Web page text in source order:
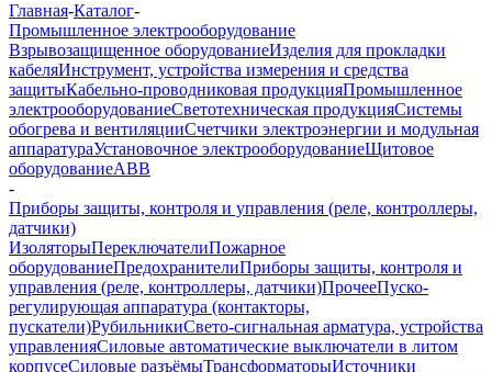
Главная-Каталог-
Промышленное электрооборудование
Взрывозащищенное оборудованиеИзделия для прокладки
кабеляИнструмент, устройства измерения и средства
защитыКабельно-проводниковая продукцияПромышленное
электрооборудованиеСветотехническая продукцияСистемы
обогрева и вентиляцииСчетчики электроэнергии и модульная
аппаратураУстановочное электрооборудованиеЩитовое
оборудованиеABB
-
Приборы защиты, контроля и управления (реле, контроллеры,
датчики)
ИзоляторыПереключателиПожарное
оборудованиеПредохранителиПриборы защиты, контроля и
управления (реле, контроллеры, датчики)ПрочееПуско-
регулирующая аппаратура (контакторы,
пускатели)РубильникиСвето-сигнальная арматура, устройства
управленияСиловые автоматические выключатели в литом
корпусеСиловые разъёмыТрансформаторыИсточники